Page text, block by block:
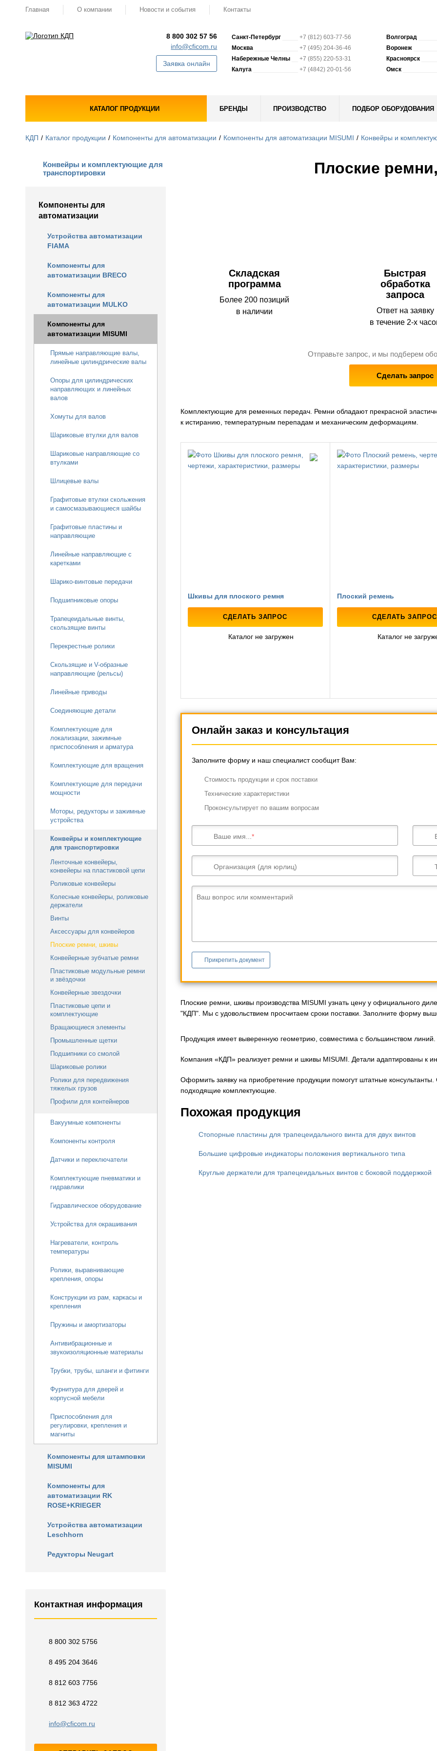
Главная О компании Новости и события Контакты
8 800 302 57 56
info@cficom.ru
Заявка онлайн
Санкт-Петербург
+7 (812) 603-77-56
Москва
+7 (495) 204-36-46
Набережные Челны
+7 (855) 220-53-31
Калуга
+7 (4842) 20-01-56
Волгоград
Воронеж
Красноярск
Омск
КАТАЛОГ ПРОДУКЦИИ БРЕНДЫ ПРОИЗВОДСТВО ПОДБОР ОБОРУДОВАНИЯ
КДП Каталог продукции Компоненты для автоматизации Компоненты для автоматизации MISUMI Конвейры и
Конвейры и комплектующие для
транспортировки
Компоненты для
автоматизации
Устройства автоматизации
FIAMA
Компоненты для
автоматизации BRECO
Компоненты для
автоматизации MULKO
Компоненты для
автоматизации MISUMI
Прямые направляющие валы,
линейные цилиндрические валы
Опоры для цилиндрических
направляющих и линейных
валов
Хомуты для валов
Шариковые втулки для валов
Шариковые направляющие со
втулками
Шлицевые валы
Графитовые втулки скольжения
и самосмазывающиеся шайбы
Графитовые пластины и
направляющие
Линейные направляющие с
каретками
Шарико-винтовые передачи
Подшипниковые опоры
Трапецеидальные винты,
скользящие винты
Перекрестные ролики
Скользящие и V-образные
направляющие (рельсы)
Линейные приводы
Соединяющие детали
Комплектующие для
локализации, зажимные
приспособления и арматура
Комплектующие для вращения
Комплектующие для передачи
мощности
Моторы, редукторы и зажимные
устройства
Конвейры и комплектующие
для транспортировки
Ленточные конвейеры,
конвейеры на пластиковой цепи
Роликовые конвейеры
Колесные конвейеры, роликовые
держатели
Винты
Аксессуары для конвейеров
Плоские ремни, шкивы
Конвейерные зубчатые ремни
Пластиковые модульные ремни
и звёздочки
Конвейерные звездочки
Пластиковые цепи и
комплектующие
Вращающиеся элементы
Промышленные щетки
Подшипники со смолой
Шариковые ролики
Ролики для передвижения
тяжелых грузов
Профили для контейнеров
Вакуумные компоненты
Компоненты контроля
Датчики и переключатели
Комплектующие пневматики и
гидравлики
Гидравлическое оборудование
Устройства для окрашивания
Нагреватели, контроль
температуры
Ролики, выравнивающие
крепления, опоры
Конструкции из рам, каркасы и
крепления
Пружины и амортизаторы
Антивибрационные и
звукоизоляционные материалы
Трубки, трубы, шланги и фитинги
Фурнитура для дверей и
корпусной мебели
Приспособления для
регулировки, крепления и
магниты
Компоненты для штамповки
MISUMI
Компоненты для
автоматизации RK
ROSE+KRIEGER
Устройства автоматизации
Leschhorn
Редукторы Neugart
Контактная информация
8 800 302 5756
8 495 204 3646
8 812 603 7756
8 812 363 4722
info@cficom.ru
Плоские
Складская
программа
Более 200 позиций
в наличии
Быстрая
обработка
запроса
Ответ на заявку
в течение 2-х
Отправьте запрос, и мы подберем
Сделать запрос
Комплектующие для ременных передач. Ремни обладают прекрасной
к истиранию, температурным перепадам и механическим деформациям.
Шкивы для плоского ремня
СДЕЛАТЬ ЗАПРОС
Каталог не загружен
Плоский ремень
СДЕЛАТЬ ЗАПРОС
Каталог не
Онлайн заказ и консультация
Заполните форму и наш специалист сообщит Вам:
Cтоимость продукции и срок поставки
Технические характеристики
Проконсультирует по вашим вопросам
Ваше имя...
Организация (для юрлиц)
Ваш вопрос или комментарий
Прикрепить документ
Плоские ремни, шкивы производства MISUMI узнать цену у официального
"КДП". Мы с удовольствием просчитаем сроки поставки. Заполните форму
Продукция имеет выверенную геометрию, совместима с большинством
Компания «КДП» реализует ремни и шкивы MISUMI. Детали адаптированы к
Оформить заявку на приобретение продукции помогут штатные
подходящие комплектующие.
Похожая продукция
Стопорные пластины для трапецеидального винта для двух винтов
Большие цифровые индикаторы положения вертикального типа
Круглые держатели для трапецеидальных винтов с боковой поддержкой